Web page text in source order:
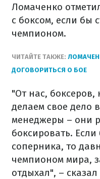
Ломаченко
с боксом, если бы
чемпионом.
ЧИТАЙТЕ ТАКЖЕ:
ДОГОВОРИТЬСЯ О БОЕ
"От нас, боксеров,
делаем свое дело
менеджеры – они
боксировать.
соперника, то
чемпионом мира,
отдыхал", –